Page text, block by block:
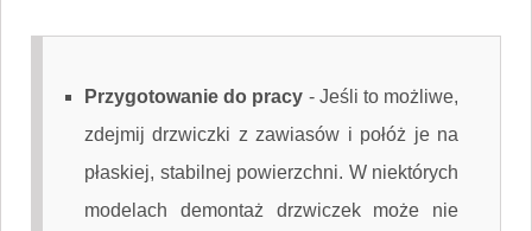
Przygotowanie do pracy - Jeśli to możliwe,
zdejmij drzwiczki z zawiasów i połóż je na
płaskiej, stabilnej powierzchni. W niektórych
modelach demontaż drzwiczek może nie